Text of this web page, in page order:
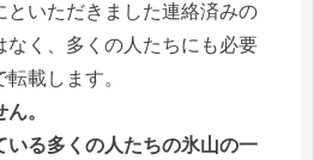
といただきました連絡済みの
なく、多くの人たちにも必要
載します。
。
いる多くの人たちの氷山の一